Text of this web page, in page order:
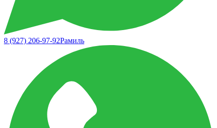
8 (927) 206-97-92Рамиль